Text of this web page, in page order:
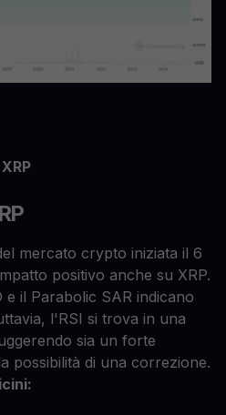
mercato crypto iniziata il 6
positivo anche su XRP.
e il Parabolic SAR indicano
l'RSI si trova in una
sia un forte
possibilità di una correzione.